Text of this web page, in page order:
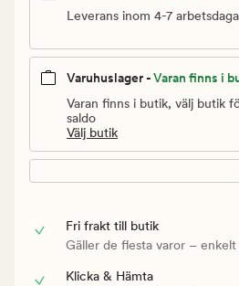
Leverans inom 4-7
Varuhuslager -Varan finns i
Varan finns i butik, välj butik
saldo
Välj butik
Fri frakt till butik
Gäller de flesta varor –
Klicka & Hämta